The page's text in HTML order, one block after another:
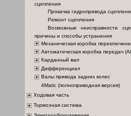
сцепления
Прокачка гидропривода
Ремонт сцепления
Возможные неисправности
причины и способы устранения
Механическая коробка
Автоматическая коробка передач
Карданный вал
Дифференциал
Валы привода задних колес
4Matic (полноприводная версия)
Ходовая часть
Тормозная система